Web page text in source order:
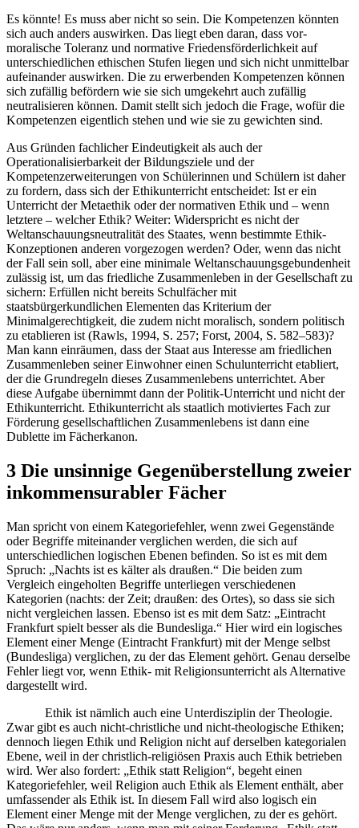
Es könnte! Es muss aber nicht so sein. Die Kompetenzen könnten
sich auch anders auswirken. Das liegt eben daran, dass vor-
moralische Toleranz und normative Friedensförderlichkeit auf
unterschiedlichen ethischen Stufen liegen und sich nicht unmittelbar
aufeinander auswirken. Die zu erwerbenden Kompetenzen können
sich zufällig befördern wie sie sich umgekehrt auch zufällig
neutralisieren können. Damit stellt sich jedoch die Frage, wofür die
Kompetenzen eigentlich stehen und wie sie zu gewichten sind.
Aus Gründen fachlicher Eindeutigkeit als auch der
Operationalisierbarkeit der Bildungsziele und der
Kompetenzerweiterungen von Schülerinnen und Schülern ist daher
zu fordern, dass sich der Ethikunterricht entscheidet: Ist er ein
Unterricht der Metaethik oder der normativen Ethik und – wenn
letztere – welcher Ethik? Weiter: Widerspricht es nicht der
Weltanschauungsneutralität des Staates, wenn bestimmte Ethik-
Konzeptionen anderen vorgezogen werden? Oder, wenn das nicht
der Fall sein soll, aber eine minimale Weltanschauungsgebundenheit
zulässig ist, um das friedliche Zusammenleben in der Gesellschaft zu
sichern: Erfüllen nicht bereits Schulfächer mit
staatsbürgerkundlichen Elementen das Kriterium der
Minimalgerechtigkeit, die zudem nicht moralisch, sondern politisch
zu etablieren ist (Rawls, 1994, S. 257; Forst, 2004, S. 582–583)?
Man kann einräumen, dass der Staat aus Interesse am friedlichen
Zusammenleben seiner Einwohner einen Schulunterricht etabliert,
der die Grundregeln dieses Zusammenlebens unterrichtet. Aber
diese Aufgabe übernimmt dann der Politik-Unterricht und nicht der
Ethikunterricht. Ethikunterricht als staatlich motiviertes Fach zur
Förderung gesellschaftlichen Zusammenlebens ist dann eine
Dublette im Fächerkanon.
3 Die unsinnige Gegenüberstellung zweier
inkommensurabler Fächer
Man spricht von einem Kategoriefehler, wenn zwei Gegenstände
oder Begriffe miteinander verglichen werden, die sich auf
unterschiedlichen logischen Ebenen befinden. So ist es mit dem
Spruch: „Nachts ist es kälter als draußen.“ Die beiden zum
Vergleich eingeholten Begriffe unterliegen verschiedenen
Kategorien (nachts: der Zeit; draußen: des Ortes), so dass sie sich
nicht vergleichen lassen. Ebenso ist es mit dem Satz: „Eintracht
Frankfurt spielt besser als die Bundesliga.“ Hier wird ein logisches
Element einer Menge (Eintracht Frankfurt) mit der Menge selbst
(Bundesliga) verglichen, zu der das Element gehört. Genau derselbe
Fehler liegt vor, wenn Ethik- mit Religionsunterricht als Alternative
dargestellt wird.
Ethik ist nämlich auch eine Unterdisziplin der Theologie.
Zwar gibt es auch nicht-christliche und nicht-theologische Ethiken;
dennoch liegen Ethik und Religion nicht auf derselben kategorialen
Ebene, weil in der christlich-religiösen Praxis auch Ethik betrieben
wird. Wer also fordert: „Ethik statt Religion“, begeht einen
Kategoriefehler, weil Religion auch Ethik als Element enthält, aber
umfassender als Ethik ist. In diesem Fall wird also logisch ein
Element einer Menge mit der Menge verglichen, zu der es gehört.